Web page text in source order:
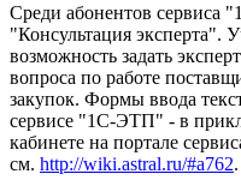
Среди абонентов сервиса
"Консультация эксперта".
возможность задать
вопроса по работе
закупок. Формы ввода
сервисе "1С-ЭТП" - в
кабинете на портале
см. http://wiki.astral.ru/#a762.